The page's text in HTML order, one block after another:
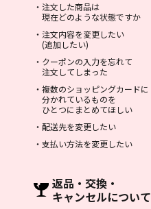
・ 注文した商品は
現在どのような状態ですか
・ 注文内容を変更したい
(追加したい)
・ クーポンの入力を忘れて
注文してしまった
・ 複数のショッピングカードに
分かれているものを
ひとつにまとめてほしい
・ 配送先を変更したい
・ 支払い方法を変更したい
返品・交換・
キャンセルについて